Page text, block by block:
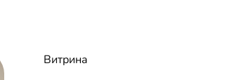
Витрина